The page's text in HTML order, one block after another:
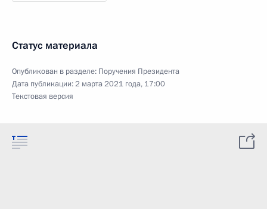
Статус материала
Опубликован в разделе: Поручения Президента
Дата публикации:2 марта 2021 года, 17:00
Текстовая версия